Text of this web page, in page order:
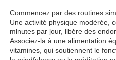
Commencez par des routines
Une activité physique modérée,
minutes par jour, libère des
Associez-la à une alimentation
vitamines, qui soutiennent le